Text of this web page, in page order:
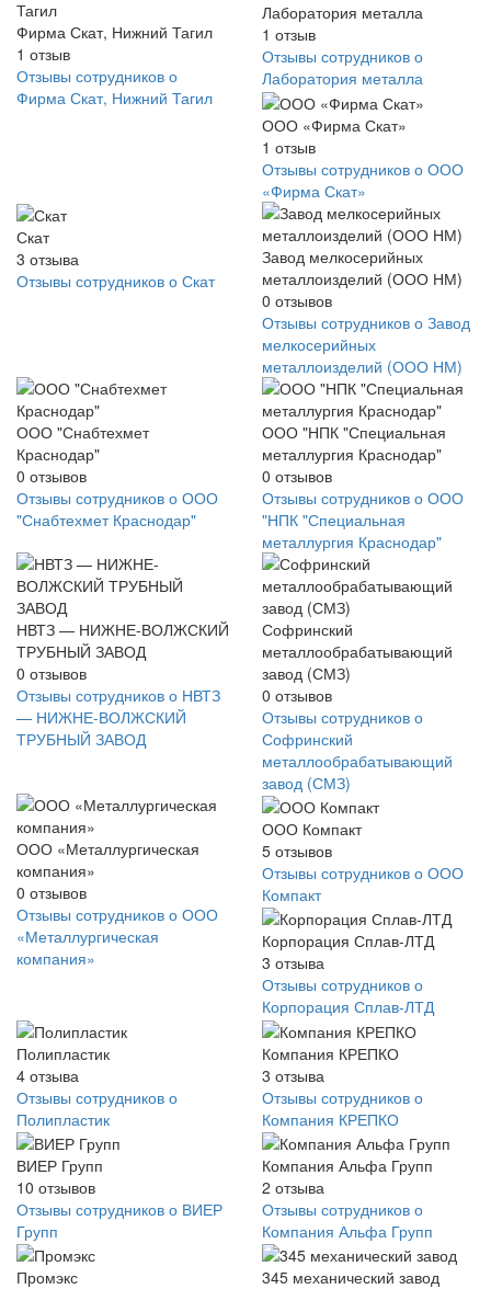
Фирма Скат, Нижний Тагил
1 отзыв
Отзывы сотрудников о
Фирма Скат, Нижний Тагил
Лаборатория металла
1 отзыв
Отзывы сотрудников о
Лаборатория металла
ООО «Фирма Скат»
1 отзыв
Отзывы сотрудников о ООО
«Фирма Скат»
Скат
3 отзыва
Отзывы сотрудников о Скат
Завод мелкосерийных
металлоизделий (ООО НМ)
0 отзывов
Отзывы сотрудников о Завод
мелкосерийных
металлоизделий (ООО НМ)
ООО "Снабтехмет
Краснодар"
0 отзывов
Отзывы сотрудников о ООО
"Снабтехмет Краснодар"
ООО "НПК "Специальная
металлургия Краснодар"
0 отзывов
Отзывы сотрудников о ООО
"НПК "Специальная
металлургия Краснодар"
НВТЗ — НИЖНЕ-ВОЛЖСКИЙ
ТРУБНЫЙ ЗАВОД
0 отзывов
Отзывы сотрудников о НВТЗ
— НИЖНЕ-ВОЛЖСКИЙ
ТРУБНЫЙ ЗАВОД
Софринский
металлообрабатывающий
завод (СМЗ)
0 отзывов
Отзывы сотрудников о
Софринский
металлообрабатывающий
завод (СМЗ)
ООО «Металлургическая
компания»
0 отзывов
Отзывы сотрудников о ООО
«Металлургическая
компания»
ООО Компакт
5 отзывов
Отзывы сотрудников о ООО
Компакт
Корпорация Сплав-ЛТД
3 отзыва
Отзывы сотрудников о
Корпорация Сплав-ЛТД
Полипластик
4 отзыва
Отзывы сотрудников о
Полипластик
Компания КРЕПКО
3 отзыва
Отзывы сотрудников о
Компания КРЕПКО
ВИЕР Групп
10 отзывов
Отзывы сотрудников о ВИЕР
Групп
Компания Альфа Групп
2 отзыва
Отзывы сотрудников о
Компания Альфа Групп
Промэкс
345 механический завод